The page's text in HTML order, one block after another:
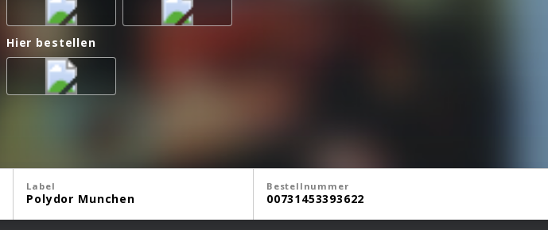
Hier bestellen
Label
Polydor Munchen
Bestellnummer
00731453393622